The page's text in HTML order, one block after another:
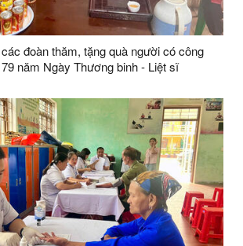
đoàn thăm, tặng quà người có công
năm Ngày Thương binh - Liệt sĩ